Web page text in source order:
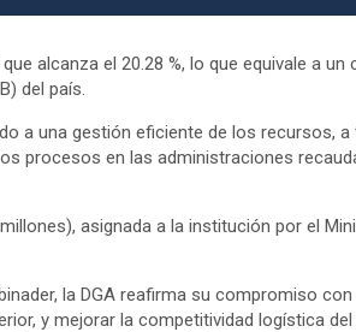
alcanza el 20.28 %, lo que equivale a
del país.
a una gestión eficiente de los recursos,
procesos en las administraciones
asignada a la institución por el
la DGA reafirma su compromiso
y mejorar la competitividad logística